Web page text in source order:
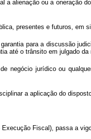
a alienação ou a
presentes e futuros, em
para a discussão
até o trânsito em julgado
negócio jurídico ou
a aplicação do
Execução Fiscal), passa a